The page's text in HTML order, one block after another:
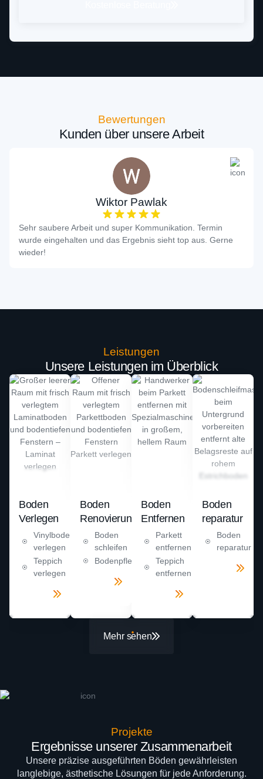
Bewertungen
Kunden über unsere Arbeit
Wiktor Pawlak
Sehr saubere Arbeit und super Kommunikation. Termin
wurde eingehalten und das Ergebnis sieht top aus. Gerne
wieder!
Leistungen
Unsere Leistungen im Überblick
Boden
Verlegen
Vinylboden
verlegen
Teppich
verlegen
Boden
Renovierung
Boden
schleifen
Bodenpflege
Boden
Entfernen
Parkett
entfernen
Teppich
entfernen
Boden
reparatur
Boden
reparatur
Mehr sehen
Projekte
Ergebnisse unserer Zusammenarbeit
Unsere präzise ausgeführten Böden gewährleisten
langlebige, ästhetische Lösungen für jede Anforderung.